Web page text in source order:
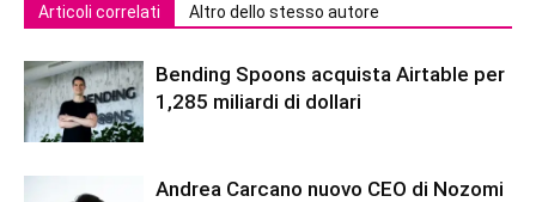
Articoli correlati Altro dello stesso autore
Bending Spoons acquista Airtable per
1,285 miliardi di dollari
Andrea Carcano nuovo CEO di Nozomi